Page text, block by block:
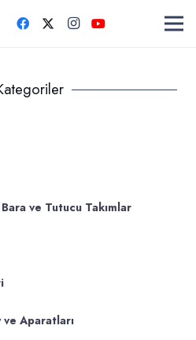
ve Tutucu Takımlar
Aparatları